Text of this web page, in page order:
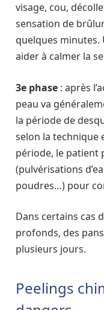
visage, cou,
sensation de
quelques minutes.
aider à calmer la
3e phase : après
peau va
la période de
selon la technique
période, le patient
(pulvérisations
poudres…) pour
Dans certains cas
profonds, des
plusieurs jours.
Peelings